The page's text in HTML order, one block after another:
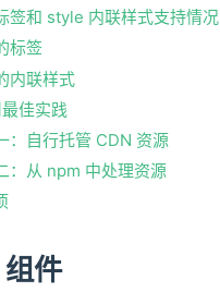
签和 style 内联样式支持情况
标签
内联样式
佳实践
：自行托管 CDN 资源
：从 npm 中处理资源
件